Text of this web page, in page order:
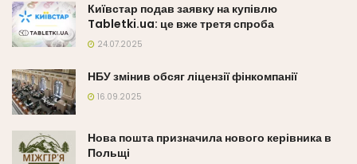
Київстар подав заявку на купівлю
Tabletki.ua: це вже третя спроба
24.07.2025
НБУ змінив обсяг ліцензії фінкомпанії
16.09.2025
Нова пошта призначила нового керівника в
Польщі